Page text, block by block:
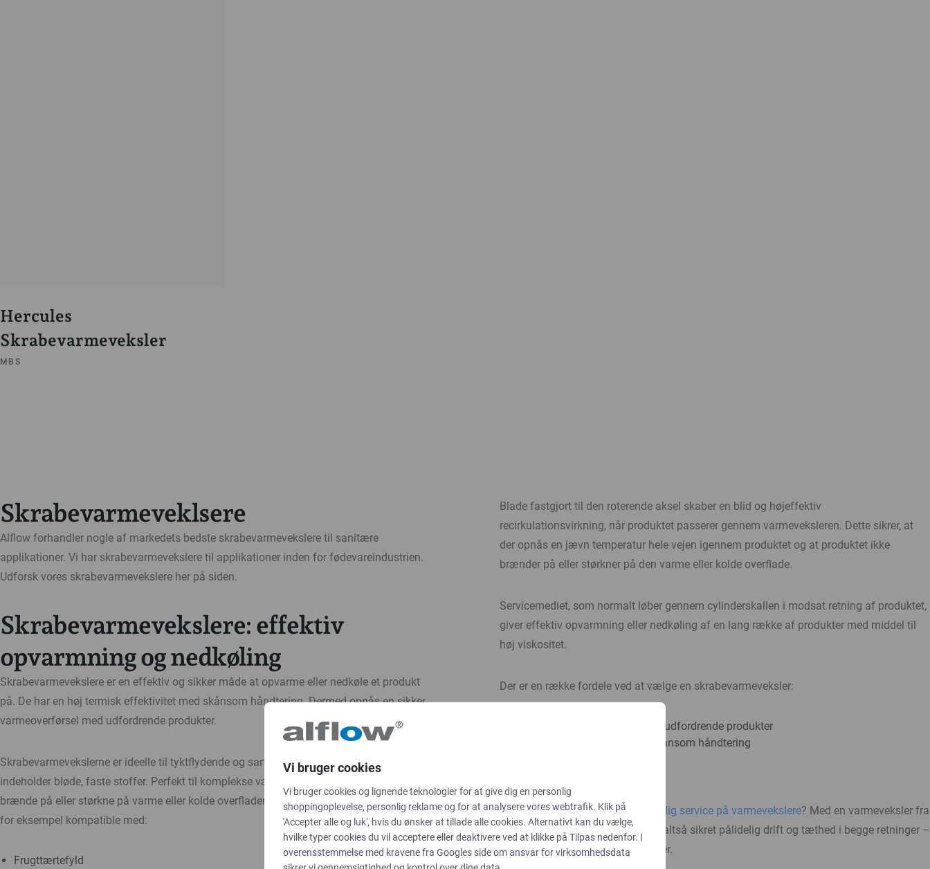
Hercules
Skrabevarmeveksler
MBS
Skrabevarmeveklsere
Alflow forhandler nogle af markedets bedste skrabevarmevekslere til sanitære
applikationer. Vi har skrabevarmevekslere til applikationer inden for fødevareindustrien.
Udforsk vores skrabevarmevekslere her på siden.
Skrabevarmevekslere: effektiv
opvarmning og nedkøling
Skrabevarmevekslere er en effektiv og sikker måde at opvarme eller nedkøle et produkt
på. De har en høj termisk effektivitet med skånsom håndtering. Dermed opnås en sikker
varmeoverførsel med udfordrende produkter.
Skrabevarmevekslerne er ideelle til tyktflydende og sarte produkter, især til dem, der
indeholder bløde, faste stoffer. Perfekt til komplekse væsker, der har en tendens til at
brænde på eller størkne på varme eller kolde overflader. Vores skrabevarmevekslere er
for eksempel kompatible med:
Frugttærtefyld
Blade fastgjort til den roterende aksel skaber en blid og højeffektiv
recirkulationsvirkning, når produktet passerer gennem varmeveksleren. Dette sikrer, at
der opnås en jævn temperatur hele vejen igennem produktet og at produktet ikke
brænder på eller størkner på den varme eller kolde overflade.
Servicemediet, som normalt løber gennem cylinderskallen i modsat retning af produktet,
giver effektiv opvarmning eller nedkøling af en lang række af produkter med middel til
høj viskositet.
Der er en række fordele ved at vælge en skrabevarmeveksler:
Pålidelig varmeoverførsel med udfordrende produkter
Høj termisk effektivitet med skånsom håndtering
Vidste du, at vi også tilbyder grundig service på varmevekslere? Med en varmeveksler fra
vores sortiment er dine processer altså sikret pålidelig drift og tæthed i begge retninger –
både ved høje og lave temperaturer.
Vi bruger cookies
Vi bruger cookies og lignende teknologier for at give dig en personlig
shoppingoplevelse, personlig reklame og for at analysere vores webtrafik. Klik på
'Accepter alle og luk', hvis du ønsker at tillade alle cookies. Alternativt kan du vælge,
hvilke typer cookies du vil acceptere eller deaktivere ved at klikke på Tilpas nedenfor. I
overensstemmelse med kravene fra Googles side om ansvar for virksomhedsdata